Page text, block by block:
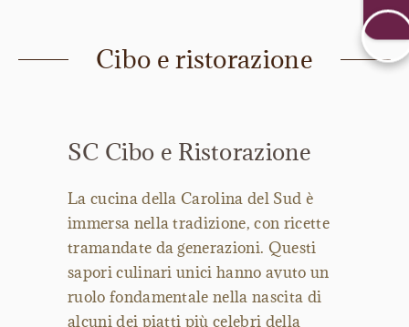
Cibo e ristorazione
SC Cibo e Ristorazione
La cucina della Carolina del Sud è
immersa nella tradizione, con ricette
tramandate da generazioni. Questi
sapori culinari unici hanno avuto un
ruolo fondamentale nella nascita di
alcuni dei piatti più celebri della